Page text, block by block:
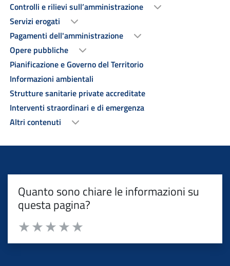
Controlli e rilievi sull’amministrazione
Servizi erogati
Pagamenti dell'amministrazione
Opere pubbliche
Pianificazione e Governo del Territorio
Informazioni ambientali
Strutture sanitarie private accreditate
Interventi straordinari e di emergenza
Altri contenuti
Quanto sono chiare le informazioni su
questa pagina?
Valuta da 1 a 5 stelle la pagina